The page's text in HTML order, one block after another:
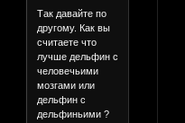
Так давайте по
другому. Как вы
считаете что
лучше дельфин с
человечьими
мозгами или
дельфин с
дельфиньими ?